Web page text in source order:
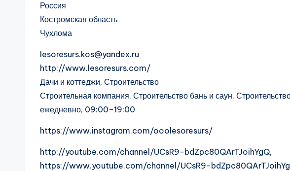
Россия
Костромская область
Чухлома
lesoresurs.kos@yandex.ru
http://www.lesoresurs.com/
Дачи и коттеджи, Строительство
Строительная компания, Строительство бань и саун,
ежедневно, 09:00–19:00
https://www.instagram.com/ooolesoresurs/
http://youtube.com/channel/UCsR9-bdZpc80QArTJoihYgQ,
https://www.youtube.com/channel/UCsR9-